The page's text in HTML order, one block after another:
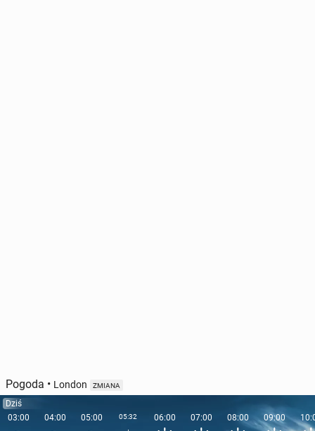
Pogoda • London ZMIANA
Dziś
03:00
04:00 05:00 05:32 06:00 07:00 08:00 09:00